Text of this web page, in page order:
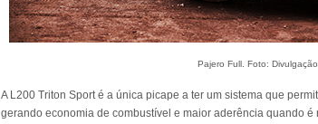
Pajero Full. Foto:
A L200 Triton Sport é a única picape a ter um sistema que
gerando economia de combustível e maior aderência quando é